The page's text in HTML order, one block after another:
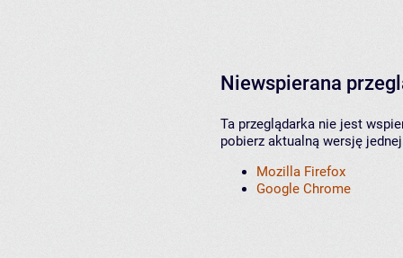
Niewspierana
Ta przeglądarka nie jest
pobierz aktualną wersję
Mozilla Firefox
Google Chrome